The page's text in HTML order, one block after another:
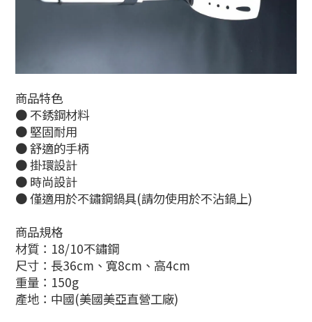
商品特色
● 不銹鋼材料
● 堅固耐用
● 舒適的手柄
● 掛環設計
● 時尚設計
● 僅適用於不鏽鋼鍋具(請勿使用於不沾鍋上)
商品規格
材質：18/10不鏽鋼
尺寸：長36cm、寬8cm、高4cm
重量：150g
產地：中國(美國美亞直營工廠)